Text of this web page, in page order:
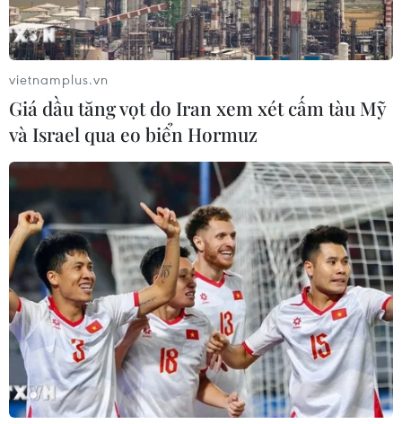
(TTXVN/Vietnam+)
#Bảo hiểm y tế #Bảo hiểm xã hội Phú Thọ
vietnamplus.vn
Giá dầu tăng vọt do Iran xem xét cấm tàu Mỹ
và Israel qua eo biển Hormuz